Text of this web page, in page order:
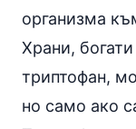
организма
Храни,
триптофан,
но само ако